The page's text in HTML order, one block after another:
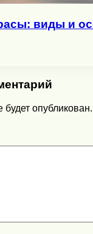
виды и
опубликован.